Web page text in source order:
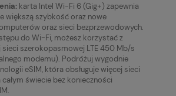
karta Intel Wi-Fi 6 (Gig+) zapewnia
większą szybkość oraz nowe
oraz sieci bezprzewodowych.
do Wi-Fi, możesz korzystać z
szerokopasmowej LTE 450 Mb/s
modemu). Podróżuj wygodnie
eSIM, która obsługuje więcej sieci
świecie bez konieczności